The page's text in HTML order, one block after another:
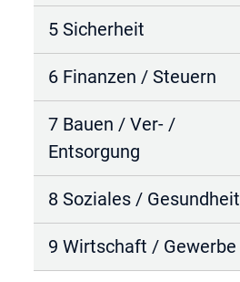
5 Sicherheit
6 Finanzen / Steuern
7 Bauen / Ver- /
Entsorgung
8 Soziales / Gesundheit
9 Wirtschaft / Gewerbe